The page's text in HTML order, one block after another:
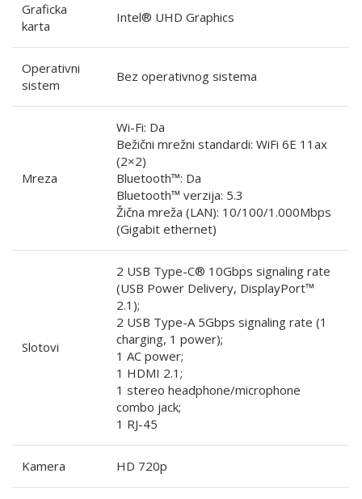
Graficka
karta
Intel® UHD Graphics
Operativni
sistem
Bez operativnog sistema
Mreza
Wi-Fi: Da
Bežični mrežni standardi: WiFi 6E 11ax
(2×2)
Bluetooth™: Da
Bluetooth™ verzija: 5.3
Žična mreža (LAN): 10/100/1.000Mbps
(Gigabit ethernet)
Slotovi
2 USB Type-C® 10Gbps signaling rate
(USB Power Delivery, DisplayPort™
2.1);
2 USB Type-A 5Gbps signaling rate (1
charging, 1 power);
1 AC power;
1 HDMI 2.1;
1 stereo headphone/microphone
combo jack;
1 RJ-45
Kamera HD 720p